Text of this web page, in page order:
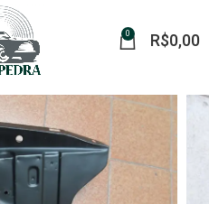
0 R$0,00